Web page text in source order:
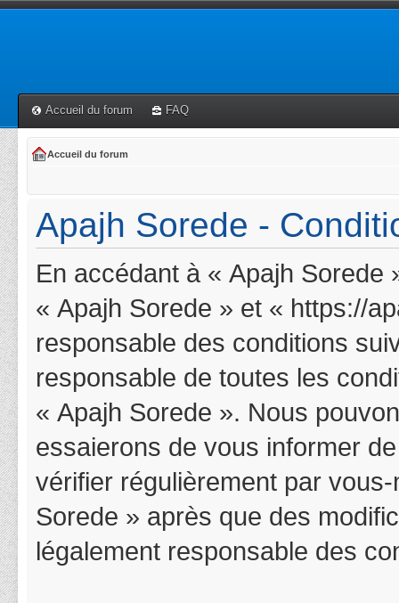
Accueil du forum FAQ
Accueil du forum
Apajh Sorede -
En accédant à « Apajh
« Apajh Sorede » et « https://
responsable des conditions
responsable de toutes les
« Apajh Sorede ». Nous
essaierons de vous informer
vérifier régulièrement par
Sorede » après que des
légalement responsable des